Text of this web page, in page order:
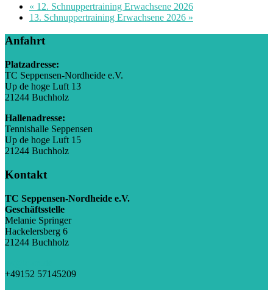
« 12. Schnuppertraining Erwachsene 2026
13. Schnuppertraining Erwachsene 2026 »
Anfahrt
Platzadresse:
TC Seppensen-Nordheide e.V.
Up de hoge Luft 13
21244 Buchholz
Hallenadresse:
Tennishalle Seppensen
Up de hoge Luft 15
21244 Buchholz
Kontakt
TC Seppensen-Nordheide e.V.
Geschäftsstelle
Melanie Springer
Hackelersberg 6
21244 Buchholz
+49152 57145209